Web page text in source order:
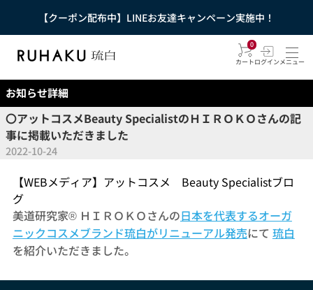
【クーポン配布中】LINEお友達キャンペーン実施中！
0
カートログインメニュー
お知らせ詳細
〇アットコスメBeauty SpecialistのＨＩＲＯＫＯさんの記
事に掲載いただきました
2022-10-24
【WEBメディア】アットコスメ Beauty Specialistブロ
グ
美道研究家® ＨＩＲＯＫＯさんの日本を代表するオーガ
ニックコスメブランド琉白がリニューアル発売にて 琉白
を紹介いただきました。